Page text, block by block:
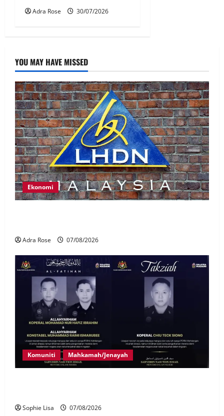
Adra Rose 30/07/2026
YOU MAY HAVE MISSED
Ekonomi
Adra Rose 07/08/2026
Komuniti Mahkamah/Jenayah
Sophie Lisa 07/08/2026